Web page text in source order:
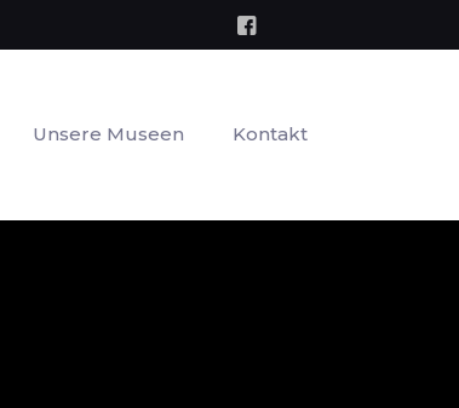
Unsere Museen Kontakt